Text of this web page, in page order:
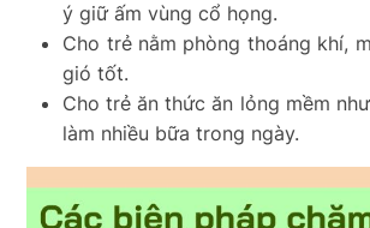
ý giữ ấm vùng cổ họng.
Cho trẻ nằm phòng thoáng khí,
gió tốt.
Cho trẻ ăn thức ăn lỏng mềm
làm nhiều bữa trong ngày.